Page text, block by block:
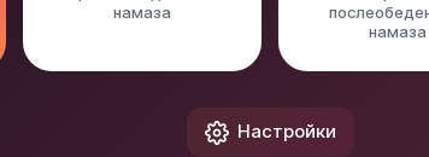
намаза
намаза
Настройки